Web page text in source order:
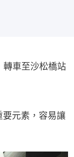
轉車至沙松橋站
要元素，容易讓